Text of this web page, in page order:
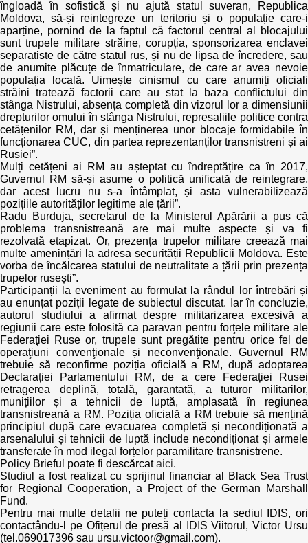
îngloadă în sofistică și nu ajută statul suveran, Republica
Moldova, să-și reintegreze un teritoriu și o populație care-i
aparține, pornind de la faptul că factorul central al blocajului
sunt trupele militare străine, corupția, sponsorizarea enclavei
separatiste de către statul rus, și nu de lipsa de încredere, sau
de anumite plăcuțe de înmatriculare, de care ar avea nevoie
populația locală. Uimește cinismul cu care anumiți oficiali
străini tratează factorii care au stat la baza conflictului din
stânga Nistrului, absența completă din vizorul lor a dimensiunii
drepturilor omului în stânga Nistrului, represaliile politice contra
cetățenilor RM, dar și menținerea unor blocaje formidabile în
funcționarea CUC, din partea reprezentanților transnistreni și ai
Rusiei”.
Mulți cetățeni ai RM au așteptat cu îndreptățire ca în 2017,
Guvernul RM să-și asume o politică unificată de reintegrare,
dar acest lucru nu s-a întâmplat, și asta vulnerabilizează
pozițiile autorităților legitime ale țării”.
Radu Burduja, secretarul de la Ministerul Apărării a pus că
problema transnistreană are mai multe aspecte și va fi
rezolvată etapizat. Or, prezența trupelor militare creează mai
multe amenințări la adresa securității Republicii Moldova. Este
vorba de încălcarea statului de neutralitate a țării prin prezența
trupelor rusești”.
Participanții la eveniment au formulat la rândul lor întrebări și
au enunțat poziții legate de subiectul discutat. Iar în concluzie,
autorul studiului a afirmat despre militarizarea excesivă a
regiunii care este folosită ca paravan pentru forţele militare ale
Federaţiei Ruse or, trupele sunt pregătite pentru orice fel de
operaţiuni convenţionale și neconvenţionale. Guvernul RM
trebuie să reconfirme poziția oficială a RM, după adoptarea
Declarației Parlamentului RM, de a cere Federației Rusei
retragerea deplină, totală, garantată, a tuturor militarilor,
munițiilor și a tehnicii de luptă, amplasată în regiunea
transnistreană a RM. Poziția oficială a RM trebuie să mențină
principiul după care evacuarea completă și necondiționată a
arsenalului și tehnicii de luptă include necondiționat și armele
transferate în mod ilegal forțelor paramilitare transnistrene.
Policy Brieful poate fi descărcataici.
Studiul a fost realizat cu sprijinul financiar al Black Sea Trust
for Regional Cooperation, a Project of the German Marshall
Fund.
Pentru mai multe detalii ne puteți contacta la sediul IDIS, ori
contactându-l pe Ofițerul de presă al IDIS Viitorul, Victor Ursu
(tel.069017396 sau ursu.victoor@gmail.com).